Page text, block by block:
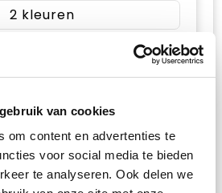
van cookies
om content en advertenties te
voor social media te bieden
te analyseren. Ook delen we
2
4
5